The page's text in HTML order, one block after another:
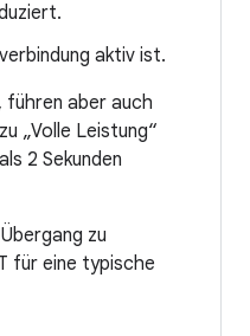
aktiv ist.
führen aber auch
„Volle Leistung“
2 Sekunden
zu
für eine typische